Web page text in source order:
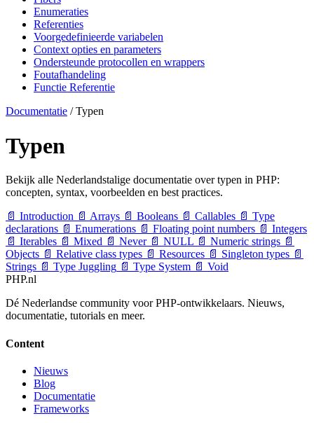
Enumeraties
Referenties
Voorgedefinieerde variabelen
Context opties en parameters
Ondersteunde protocollen en wrappers
Foutafhandeling
Functie Referentie
Documentatie / Typen
Typen
Bekijk alle Nederlandstalige documentatie over typen in PHP:
concepten, syntax, voorbeelden en best practices.
📄 Introduction 📄 Arrays 📄 Booleans 📄 Callables 📄 Type
declarations 📄 Enumerations 📄 Floating point numbers 📄 Integers
📄 Iterables 📄 Mixed 📄 Never 📄 NULL 📄 Numeric strings 📄
Objects 📄 Relative class types 📄 Resources 📄 Singleton types 📄
Strings 📄 Type Juggling 📄 Type System 📄 Void
PHP.nl
Dé Nederlandse community voor PHP-ontwikkelaars. Nieuws,
documentatie, tutorials en meer.
Content
Nieuws
Blog
Documentatie
Frameworks